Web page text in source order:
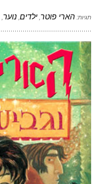
תגיות: הארי פוטר, ילדים, נוער,